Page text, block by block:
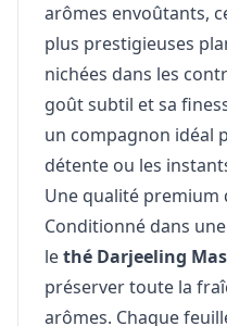
arômes envoûtants,
plus prestigieuses
nichées dans les
goût subtil et sa
un compagnon idéal
détente ou les
Une qualité premium
Conditionné dans
lethé Darjeeling
préserver toute la
arômes. Chaque